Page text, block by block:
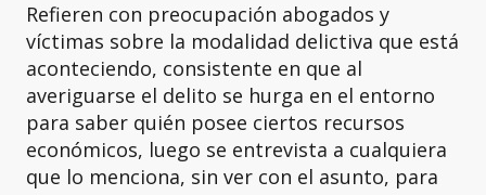
Refieren con preocupación abogados y
víctimas sobre la modalidad delictiva que está
aconteciendo, consistente en que al
averiguarse el delito se hurga en el entorno
para saber quién posee ciertos recursos
económicos, luego se entrevista a cualquiera
que lo menciona, sin ver con el asunto, para